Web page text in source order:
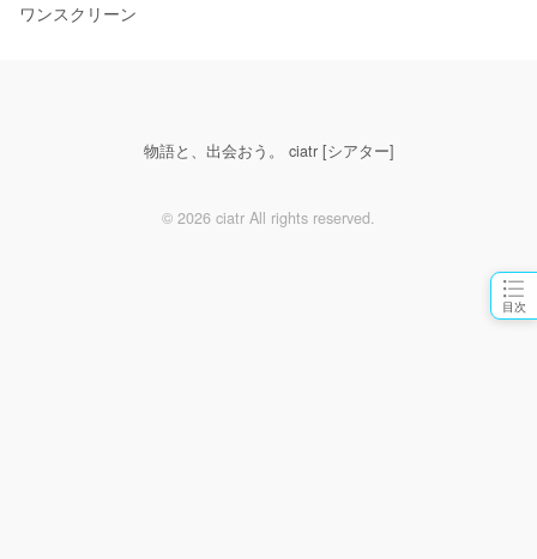
目次
ワンスクリーン
物語と、出会おう。 ciatr [シアター]
© 2026 ciatr All rights reserved.